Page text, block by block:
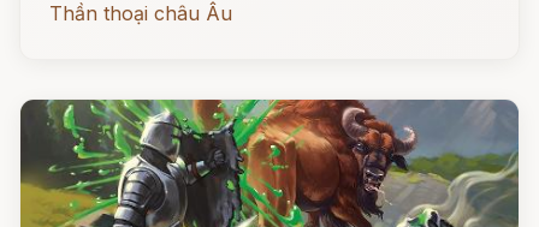
Thần thoại châu Âu